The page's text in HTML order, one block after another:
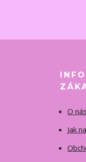
O nás
Jak